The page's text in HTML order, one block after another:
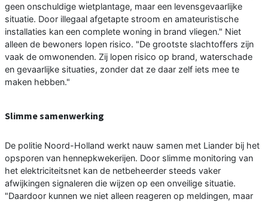
geen onschuldige wietplantage, maar een levensgevaarlijke
situatie. Door illegaal afgetapte stroom en amateuristische
installaties kan een complete woning in brand vliegen." Niet
alleen de bewoners lopen risico. "De grootste slachtoffers zijn
vaak de omwonenden. Zij lopen risico op brand, waterschade
en gevaarlijke situaties, zonder dat ze daar zelf iets mee te
maken hebben."
Slimme samenwerking
De politie Noord-Holland werkt nauw samen met Liander bij het
opsporen van hennepkwekerijen. Door slimme monitoring van
het elektriciteitsnet kan de netbeheerder steeds vaker
afwijkingen signaleren die wijzen op een onveilige situatie.
"Daardoor kunnen we niet alleen reageren op meldingen, maar